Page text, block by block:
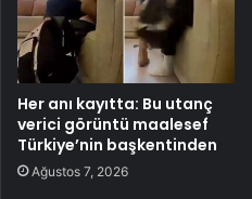
Her anı kayıtta: Bu utanç
verici görüntü maalesef
Türkiye’nin başkentinden
Ağustos 7, 2026